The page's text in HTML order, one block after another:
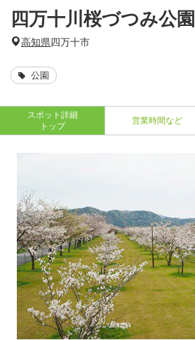
四万十川桜づつみ公園
高知県四万十市
公園
スポット詳細
トップ
営業時間など